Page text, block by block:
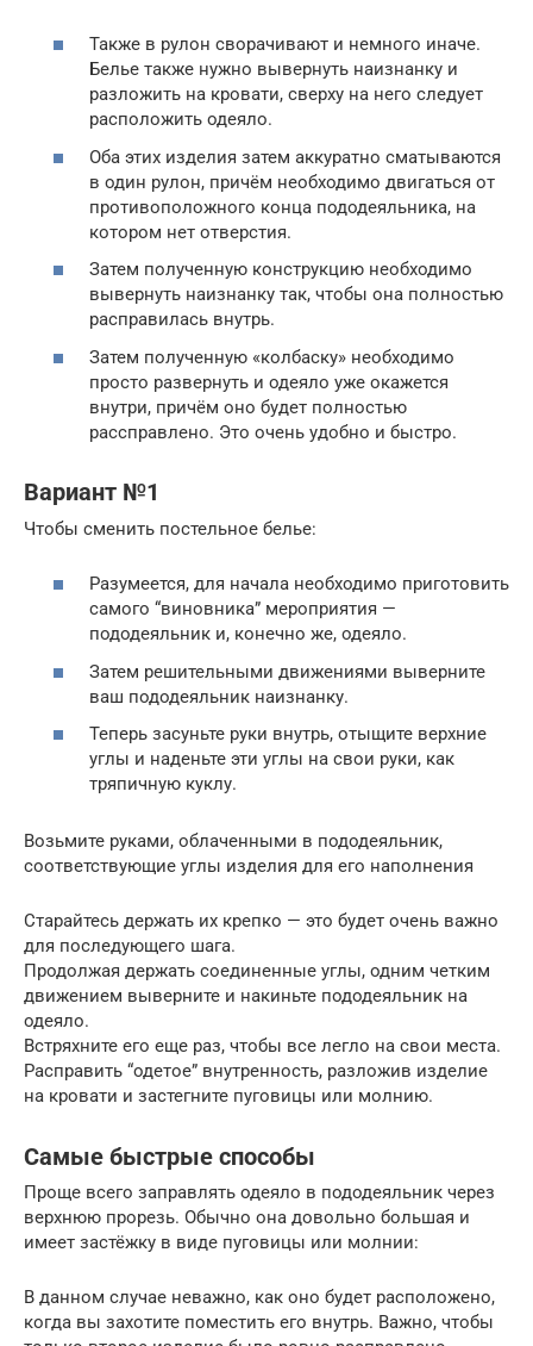
Также в рулон сворачивают и немного иначе.
Белье также нужно вывернуть наизнанку и
разложить на кровати, сверху на него следует
расположить одеяло.
Оба этих изделия затем аккуратно сматываются
в один рулон, причём необходимо двигаться от
противоположного конца пододеяльника, на
котором нет отверстия.
Затем полученную конструкцию необходимо
вывернуть наизнанку так, чтобы она полностью
расправилась внутрь.
Затем полученную «колбаску» необходимо
просто развернуть и одеяло уже окажется
внутри, причём оно будет полностью
рассправлено. Это очень удобно и быстро.
Вариант №1
Чтобы сменить постельное белье:
Разумеется, для начала необходимо приготовить
самого “виновника” мероприятия —
пододеяльник и, конечно же, одеяло.
Затем решительными движениями выверните
ваш пододеяльник наизнанку.
Теперь засуньте руки внутрь, отыщите верхние
углы и наденьте эти углы на свои руки, как
тряпичную куклу.
Возьмите руками, облаченными в пододеяльник,
соответствующие углы изделия для его наполнения
Старайтесь держать их крепко — это будет очень важно
для последующего шага.
Продолжая держать соединенные углы, одним четким
движением выверните и накиньте пододеяльник на
одеяло.
Встряхните его еще раз, чтобы все легло на свои места.
Расправить “одетое” внутренность, разложив изделие
на кровати и застегните пуговицы или молнию.
Самые быстрые способы
Проще всего заправлять одеяло в пододеяльник через
верхнюю прорезь. Обычно она довольно большая и
имеет застёжку в виде пуговицы или молнии:
В данном случае неважно, как оно будет расположено,
когда вы захотите поместить его внутрь. Важно, чтобы